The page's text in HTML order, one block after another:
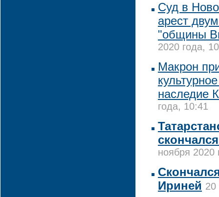
Суд в
арест
"общины
2020 года,
Макрон
наследие
года, 10:41
ноября 2020
Ириней 20